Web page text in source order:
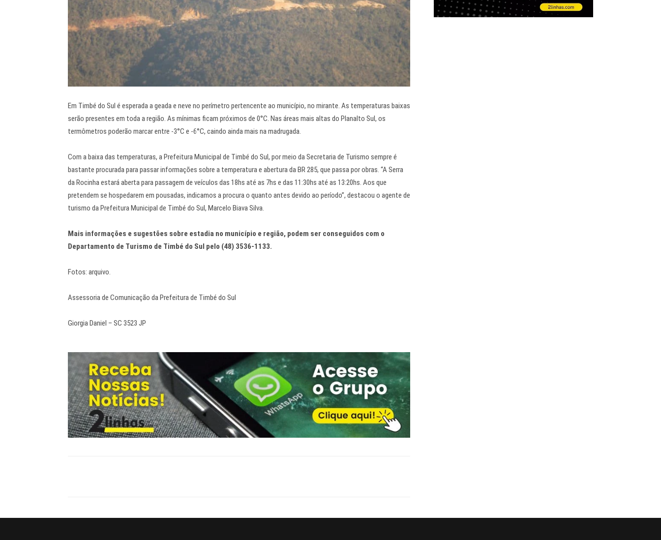
Em Timbé do Sul é esperada a geada e neve no perímetro pertencente ao município, no mirante. As temperaturas baixas
serão presentes em toda a região. As mínimas ficam próximos de 0°C. Nas áreas mais altas do Planalto Sul, os
termômetros poderão marcar entre -3°C e -6°C, caindo ainda mais na madrugada.
Com a baixa das temperaturas, a Prefeitura Municipal de Timbé do Sul, por meio da Secretaria de Turismo sempre é
bastante procurada para passar informações sobre a temperatura e abertura da BR 285, que passa por obras. “A Serra
da Rocinha estará aberta para passagem de veículos das 18hs até as 7hs e das 11:30hs até as 13:20hs. Aos que
pretendem se hospedarem em pousadas, indicamos a procura o quanto antes devido ao período”, destacou o agente de
turismo da Prefeitura Municipal de Timbé do Sul, Marcelo Biava Silva.
Mais informações e sugestões sobre estadia no município e região, podem ser conseguidos com o
Departamento de Turismo de Timbé do Sul pelo (48) 3536-1133.
Fotos: arquivo.
Assessoria de Comunicação da Prefeitura de Timbé do Sul
Giorgia Daniel – SC 3523 JP